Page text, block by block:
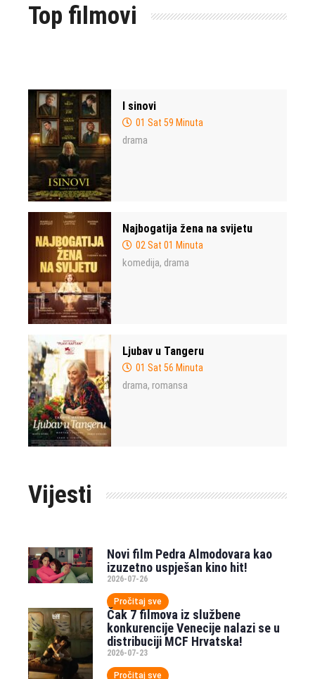
Top filmovi
I sinovi
01 Sat 59 Minuta
drama
Najbogatija žena na svijetu
02 Sat 01 Minuta
komedija, drama
Ljubav u Tangeru
01 Sat 56 Minuta
drama, romansa
Vijesti
Novi film Pedra Almodovara kao
izuzetno uspješan kino hit!
2026-07-26
Pročitaj sve
Čak 7 filmova iz službene
konkurencije Venecije nalazi se u
distribuciji MCF Hrvatska!
2026-07-23
Pročitaj sve